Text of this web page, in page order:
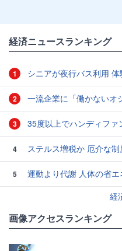
経済ニュースランキング
1 シニアが夜行バス利用 体
2 一流企業に「働かないオ
3 35度以上でハンディファ
4 ステルス増税か 厄介な制
5
運動より代謝 人体の省
経
画像アクセスランキング